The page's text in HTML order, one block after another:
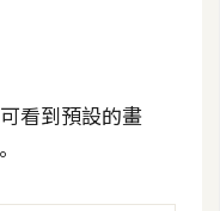
看到預設的畫